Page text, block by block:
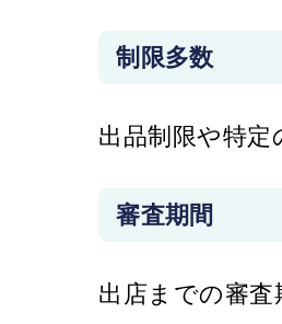
制限多数
出品制限や特
審査期間
出店までの審